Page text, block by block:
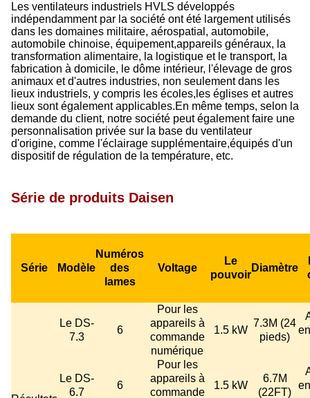
Les ventilateurs industriels HVLS développés
indépendamment par la société ont été largement utilisés
dans les domaines militaire, aérospatial, automobile,
automobile chinoise, équipement,appareils généraux, la
transformation alimentaire, la logistique et le transport, la
fabrication à domicile, le dôme intérieur, l'élevage de gros
animaux et d'autres industries, non seulement dans les
lieux industriels, y compris les écoles,les églises et autres
lieux sont également applicables.En même temps, selon la
demande du client, notre société peut également faire une
personnalisation privée sur la base du ventilateur
d'origine, comme l'éclairage supplémentaire,équipés d'un
dispositif de régulation de la température, etc.
Série de produits Daisen
Série Modèle
Numéros
des
lames
Voltage
Le
pouvoir
Diamètre
Le DS-
7.3
6
Pour les
appareils à
commande
numérique
1.5 kW
7.3M (24
pieds)
Le DS-
6.7
6
Pour les
appareils à
commande
1.5 kW
6.7M
(22FT)